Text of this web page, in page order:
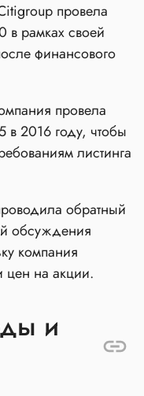
провела
в рамках своей
финансового
провела
в 2016 году, чтобы
листинга
обратный
обсуждения
компания
цен на акции.
и